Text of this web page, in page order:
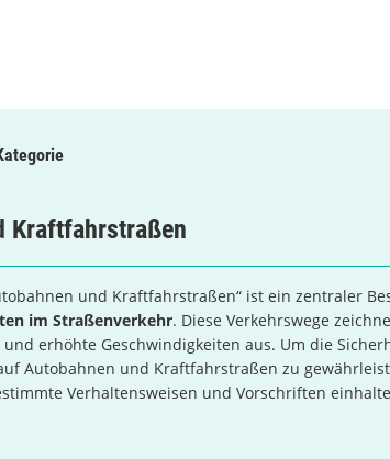
Kraftfahrstraßen
und Kraftfahrstraßen“ ist ein zentraler
im Straßenverkehr. Diese Verkehrswege
erhöhte Geschwindigkeiten aus. Um die
Autobahnen und Kraftfahrstraßen zu
Verhaltensweisen und Vorschriften